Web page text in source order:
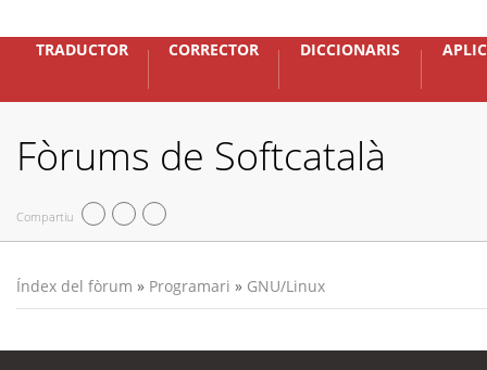
TRADUCTOR CORRECTOR DICCIONARIS
Fòrums de Softcatalà
Compartiu
Índex del fòrum » Programari » GNU/Linux